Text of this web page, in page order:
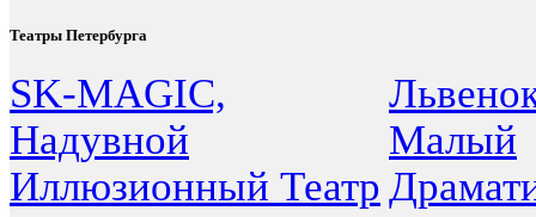
Театры Петербурга
SK-MAGIC,
Надувной
Иллюзионный Театр
Малый